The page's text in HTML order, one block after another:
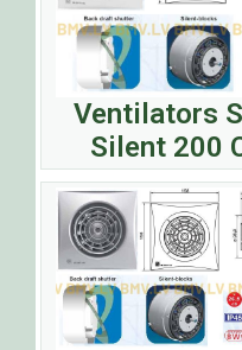
Ventilators
Silent 200